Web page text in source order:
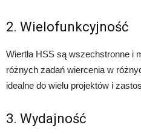
2. Wielofunkcyjność
Wiertła HSS są wszechstronne i
różnych zadań wiercenia w
idealne do wielu projektów i
3. Wydajność